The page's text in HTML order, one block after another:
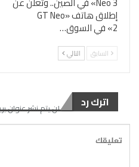
إطلاق هاتف «GT Neo
2» في السوق…
السابق التالي
اترك رد لن يتم نشر عنوان